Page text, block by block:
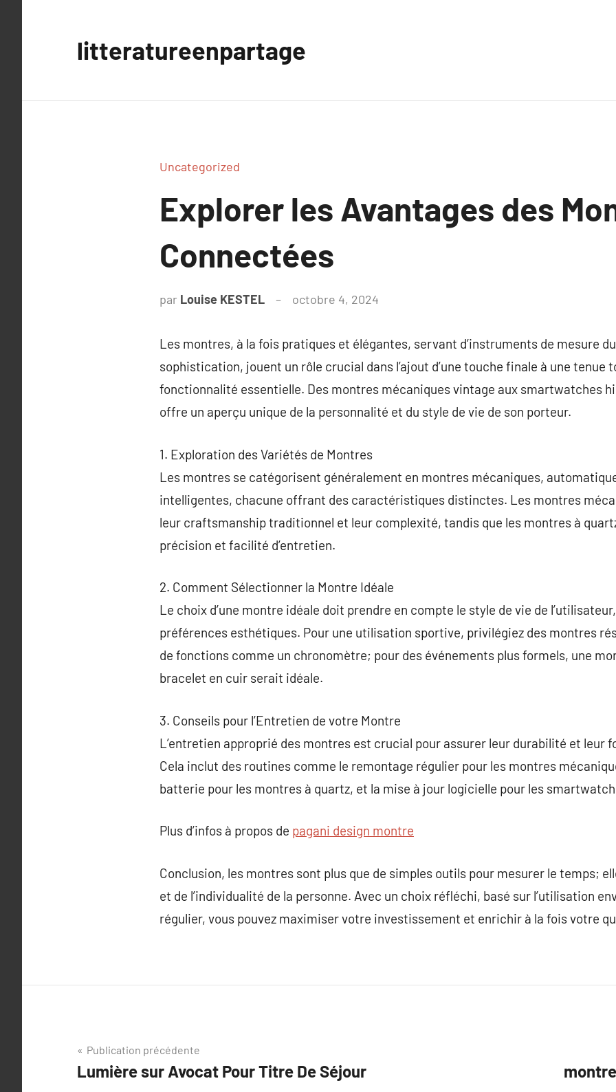
litteratureenpartage
Uncategorized
Explorer les Avantages des
Connectées
par Louise KESTEL octobre 4, 2024
Les montres, à la fois pratiques et élégantes, servant d’instruments de mesure
sophistication, jouent un rôle crucial dans l’ajout d’une touche finale à une tenue
fonctionnalité essentielle. Des montres mécaniques vintage aux smartwatches
offre un aperçu unique de la personnalité et du style de vie de son porteur.
1. Exploration des Variétés de Montres
Les montres se catégorisent généralement en montres mécaniques,
intelligentes, chacune offrant des caractéristiques distinctes. Les montres
leur craftsmanship traditionnel et leur complexité, tandis que les montres à
précision et facilité d’entretien.
2. Comment Sélectionner la Montre Idéale
Le choix d’une montre idéale doit prendre en compte le style de vie de
préférences esthétiques. Pour une utilisation sportive, privilégiez des montres
de fonctions comme un chronomètre; pour des événements plus formels, une
bracelet en cuir serait idéale.
3. Conseils pour l’Entretien de votre Montre
L’entretien approprié des montres est crucial pour assurer leur durabilité et leur
Cela inclut des routines comme le remontage régulier pour les montres
batterie pour les montres à quartz, et la mise à jour logicielle pour les
Plus d’infos à propos de pagani design montre
Conclusion, les montres sont plus que de simples outils pour mesurer le temps;
et de l’individualité de la personne. Avec un choix réfléchi, basé sur l’utilisation
régulier, vous pouvez maximiser votre investissement et enrichir à la fois votre
Navigation
de
Publication précédente
Lumière sur Avocat Pour Titre De Séjour